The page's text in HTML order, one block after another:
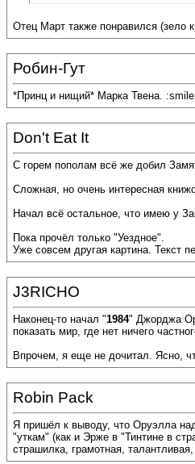
Отец Март также понравился (зело
Робин-Гут
*Принц и нищий* Марка Твена.
Don't Eat It
С горем пополам всё же добил
Сложная, но очень интересная
Начал всё остальное, что имею у
Пока прочёл только "Уездное".
Уже совсем другая картина. Текст
J3RICHO
Наконец-то начал "1984" Джорджа
показать мир, где нет ничего
Впрочем, я еще не дочитал. Ясно,
Robin Pack
Я пришёл к выводу, что Оруэлла
"уткам" (как и Эрже в "Тинтине в
страшилка, грамотная,